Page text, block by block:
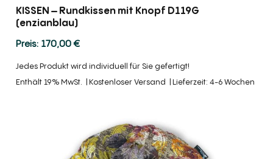
KISSEN – Rundkissen mit Knopf D119G
(enzianblau)
170,00€
Jedes Produkt wird individuell für Sie gefertigt!
Enthält 19% MwSt.
Kostenloser Versand Lieferzeit: 4-6 Wochen